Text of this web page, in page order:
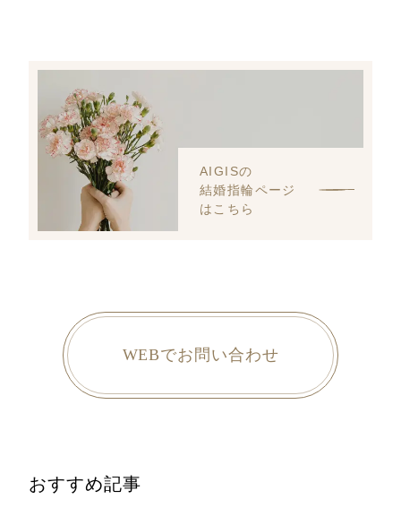
AIGISの
結婚指輪ページ
はこちら
WEBでお問い合わせ
おすすめ記事